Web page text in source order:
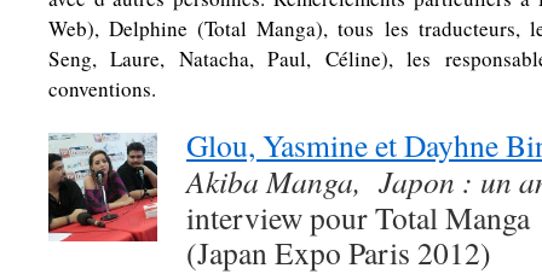
Web), Delphine (Total Manga), tous les traducteurs,
Seng, Laure, Natacha, Paul, Céline), les
conventions.
Glou, Yasmine et Dayhne
Akiba Manga, Japon : un
interview pour Total Manga
(Japan Expo Paris 2012)